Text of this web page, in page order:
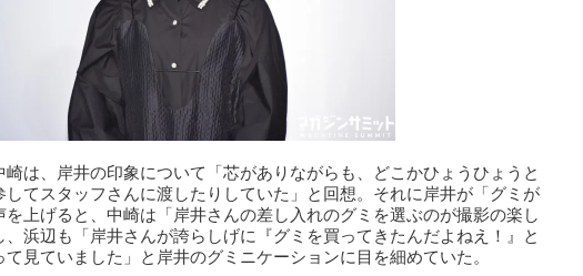
は、岸井の印象について「芯がありながらも、どこかひょうひょうと
てスタッフさんに渡したりしていた」と回想。それに岸井が「グミが
上げると、中崎は「岸井さんの差し入れのグミを選ぶのが撮影の楽し
浜辺も「岸井さんが誇らしげに『グミを買ってきたんだよねえ！』と
見ていました」と岸井のグミニケーションに目を細めていた。